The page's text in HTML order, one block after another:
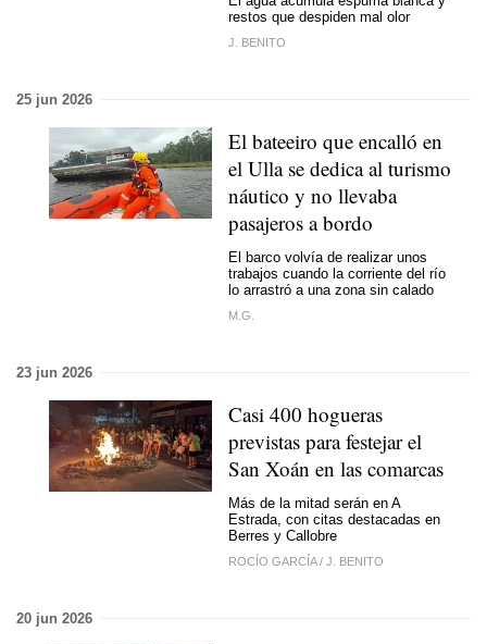
restos que despiden mal olor
J. BENITO
25 jun 2026
El bateeiro que encalló en
el Ulla se dedica al turismo
náutico y no llevaba
pasajeros a bordo
El barco volvía de realizar unos
trabajos cuando la corriente del río
lo arrastró a una zona sin calado
M.G.
23 jun 2026
Casi 400 hogueras
previstas para festejar el
San Xoán en las comarcas
Más de la mitad serán en A
Estrada, con citas destacadas en
Berres y Callobre
ROCÍO GARCÍA / J. BENITO
20 jun 2026